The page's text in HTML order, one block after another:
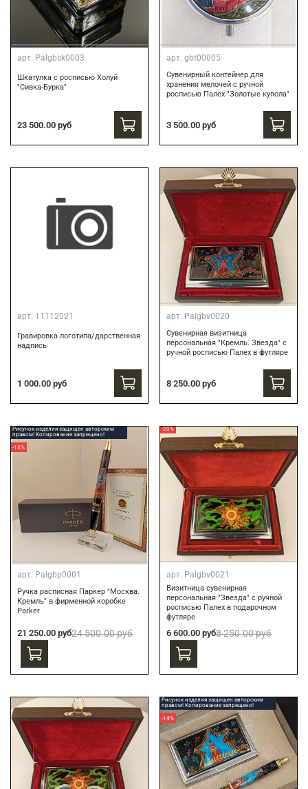
арт. Palgbsk0003
Шкатулка с росписью Холуй
"Сивка-Бурка"
23 500.00 руб
арт. gbt00005
Сувенирный контейнер для
хранения мелочей с ручной
росписью Палех "Золотые купола"
3 500.00 руб
арт. 11112021
Гравировка логотипа/дарственная
надпись
1 000.00 руб
арт. Palgbv0020
Сувенирная визитница
персональная "Кремль. Звезда" с
ручной росписью Палех в футляре
8 250.00 руб
Рисунок изделия защищен авторским
правом! Копирование запрещено!
-13%
арт. Palgbp0001
Ручка расписная Паркер "Москва.
Кремль" в фирменной коробке
Parker
21 250.00 руб24 500.00 руб
-20%
арт. Palgbv0021
Визитница сувенирная
персональная "Звезда" с ручной
росписью Палех в подарочном
футляре
6 600.00 руб8 250.00 руб
Рисунок изделия защищен авторским
правом! Копирование запрещено!
-14%